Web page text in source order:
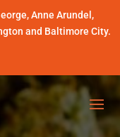
Anne Arundel,
and Baltimore City.